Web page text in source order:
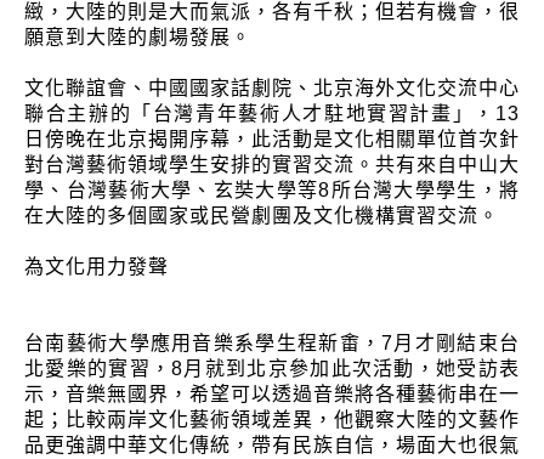
緻，大陸的則是大而氣派，各有千秋；但若有機會，很
願意到大陸的劇場發展。
文化聯誼會、中國國家話劇院、北京海外文化交流中心
聯合主辦的「台灣青年藝術人才駐地實習計畫」，13
日傍晚在北京揭開序幕，此活動是文化相關單位首次針
對台灣藝術領域學生安排的實習交流。共有來自中山大
學、台灣藝術大學、玄奘大學等8所台灣大學學生，將
在大陸的多個國家或民營劇團及文化機構實習交流。
為文化用力發聲
台南藝術大學應用音樂系學生程新畬，7月才剛結束台
北愛樂的實習，8月就到北京參加此次活動，她受訪表
示，音樂無國界，希望可以透過音樂將各種藝術串在一
起；比較兩岸文化藝術領域差異，他觀察大陸的文藝作
品更強調中華文化傳統，帶有民族自信，場面大也很氣